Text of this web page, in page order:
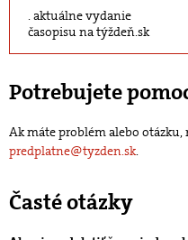
aktuálne vydanie
časopisu na týždeň.sk
Potrebujete
Ak máte problém alebo otázku,
predplatne@tyzden.sk.
Časté otázky